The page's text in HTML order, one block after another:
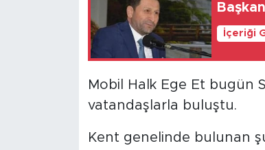
İçeriği
Mobil Halk Ege Et bugün
vatandaşlarla buluştu.
Kent genelinde bulunan